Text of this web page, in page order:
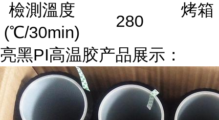
檢測溫度
(℃/30min)
280
烤箱
亮黑PI高温胶产品展示：